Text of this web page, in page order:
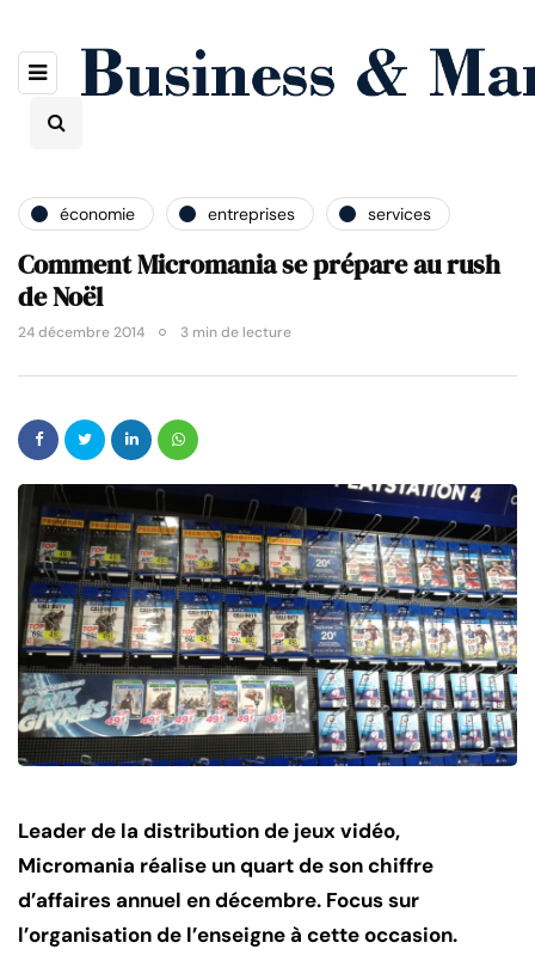
économie entreprises services
Comment Micromania se prépare au rush
de Noël
24 décembre 2014 3 min de lecture
Leader de la distribution de jeux vidéo,
Micromania réalise un quart de son chiffre
d’affaires annuel en décembre. Focus sur
l’organisation de l’enseigne à cette occasion.